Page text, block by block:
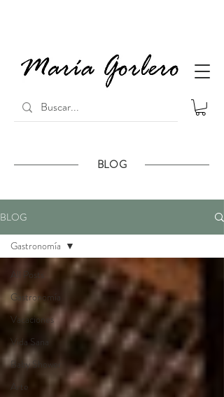
BLOG
BLOG
All Posts
Gastronomía
Vacaciones
Vida Sana
Baby Shower
Arte
Gastronomía